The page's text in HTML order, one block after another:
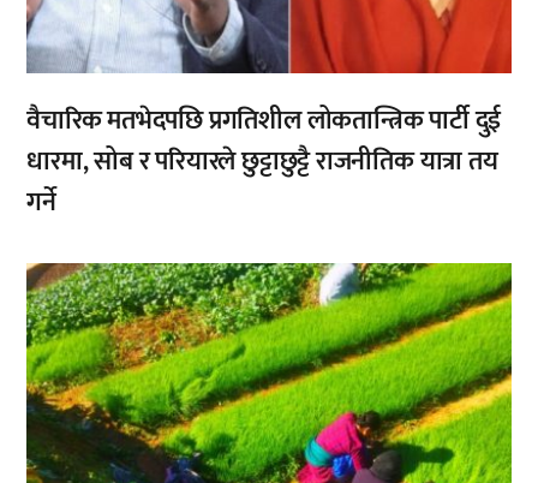
वैचारिक मतभेदपछि प्रगतिशील लोकतान्त्रिक पार्टी दुई
धारमा, सोब र परियारले छुट्टाछुट्टै राजनीतिक यात्रा तय
गर्ने
,